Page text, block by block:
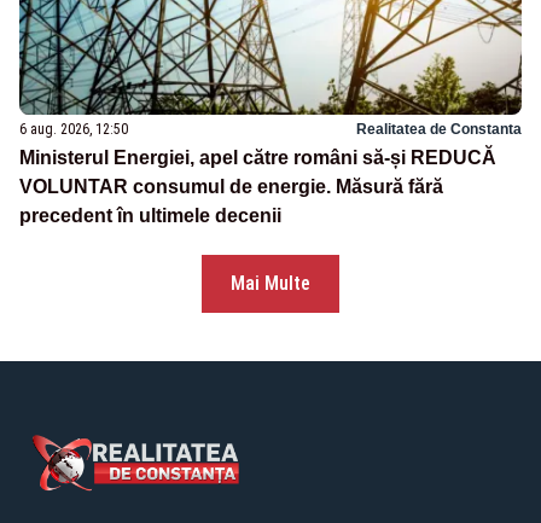
6 aug. 2026, 12:50 Realitatea de Constanta
Ministerul Energiei, apel către români să-și REDUCĂ
VOLUNTAR consumul de energie. Măsură fără
precedent în ultimele decenii
Mai Multe